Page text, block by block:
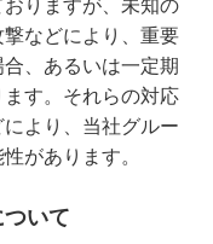
りますが、未知の
などにより、重要
、あるいは一定期
す。それらの対応
より、当社グルー
があります。
いて